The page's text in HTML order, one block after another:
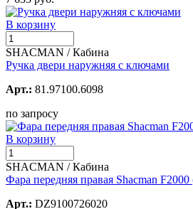
В корзину
SHACMAN / Кабина
Ручка двери наружняя с ключами
Арт.: 81.97100.6098
по запросу
В корзину
SHACMAN / Кабина
Фара передняя правая Shacman
Арт.: DZ9100726020